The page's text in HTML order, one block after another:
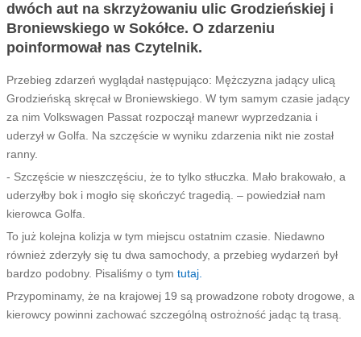
dwóch aut na skrzyżowaniu ulic Grodzieńskiej i
Broniewskiego w Sokółce. O zdarzeniu
poinformował nas Czytelnik.
Przebieg zdarzeń wyglądał następująco: Mężczyzna jadący ulicą
Grodzieńską skręcał w Broniewskiego. W tym samym czasie jadący
za nim Volkswagen Passat rozpoczął manewr wyprzedzania i
uderzył w Golfa. Na szczęście w wyniku zdarzenia nikt nie został
ranny.
- Szczęście w nieszczęściu, że to tylko stłuczka. Mało brakowało, a
uderzyłby bok i mogło się skończyć tragedią. – powiedział nam
kierowca Golfa.
To już kolejna kolizja w tym miejscu ostatnim czasie. Niedawno
również zderzyły się tu dwa samochody, a przebieg wydarzeń był
bardzo podobny. Pisaliśmy o tym tutaj.
Przypominamy, że na krajowej 19 są prowadzone roboty drogowe, a
kierowcy powinni zachować szczególną ostrożność jadąc tą trasą.